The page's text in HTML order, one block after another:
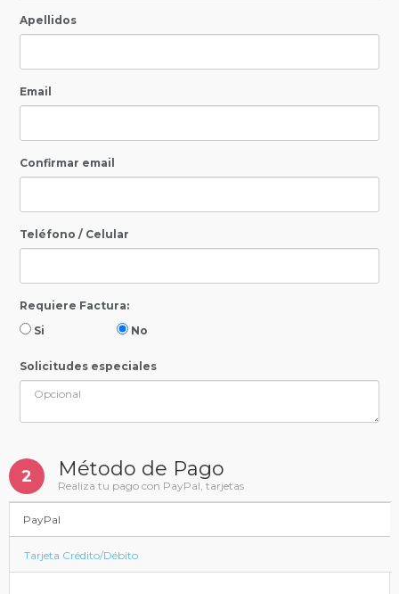
Apellidos
Email
Confirmar email
Teléfono / Celular
Requiere Factura:
Si
No
Solicitudes especiales
2 Método de Pago
Realiza tu pago con PayPal, tarjetas
PayPal
Tarjeta Crédito/Débito